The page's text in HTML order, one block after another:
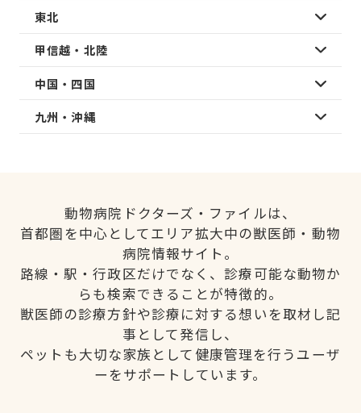
東北
甲信越・北陸
中国・四国
九州・沖縄
動物病院ドクターズ・ファイルは、
首都圏を中心としてエリア拡大中の獣医師・動物
病院情報サイト。
路線・駅・行政区だけでなく、診療可能な動物か
らも検索できることが特徴的。
獣医師の診療方針や診療に対する想いを取材し記
事として発信し、
ペットも大切な家族として健康管理を行うユーザ
ーをサポートしています。